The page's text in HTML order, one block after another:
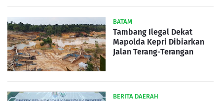
BATAM
Tambang Ilegal Dekat
Mapolda Kepri Dibiarkan
Jalan Terang-Terangan
BERITA DAERAH